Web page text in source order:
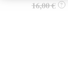
16,00 € ?